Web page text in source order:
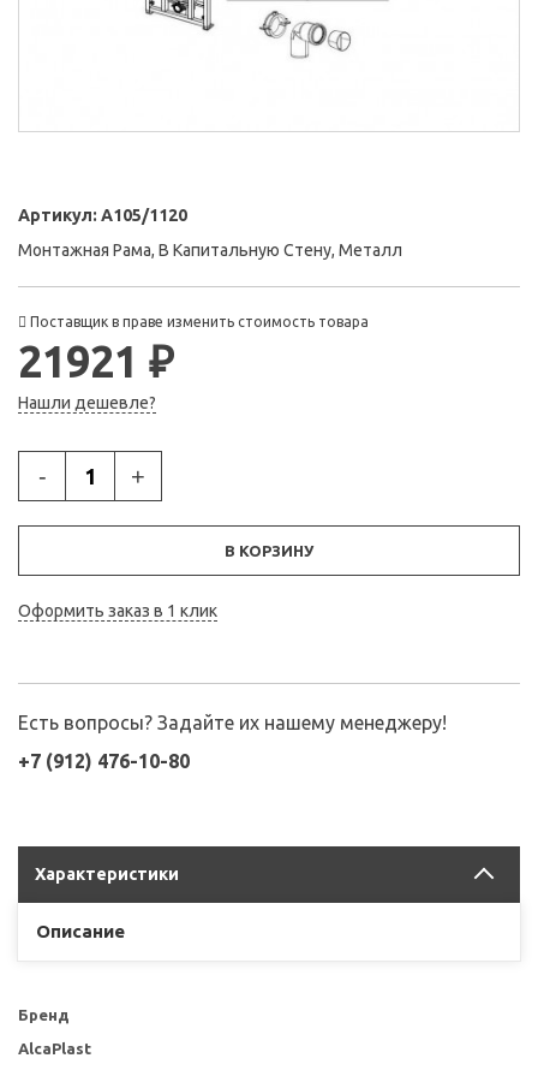
Артикул: A105/1120
Монтажная Рама, В Капитальную Стену, Металл
Поставщик в праве изменить стоимость товара
21921 ₽
Нашли дешевле?
- +
В КОРЗИНУ
Оформить заказ в 1 клик
Есть вопросы? Задайте их нашему менеджеру!
+7 (912) 476-10-80
Характеристики
Описание
Бренд
AlcaPlast